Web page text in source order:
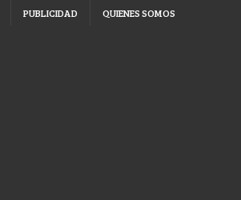
PUBLICIDAD QUIENES SOMOS